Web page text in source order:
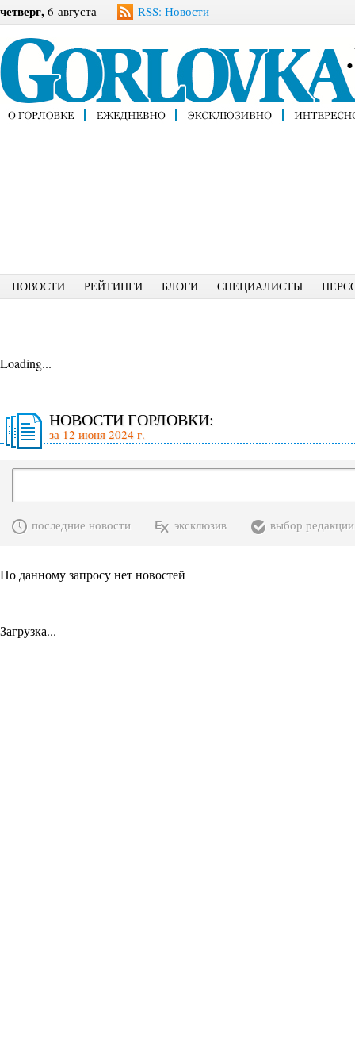
четверг, 6 августа RSS: Новости
НОВОСТИ РЕЙТИНГИ БЛОГИ СПЕЦИАЛИСТЫ
Loading...
НОВОСТИ ГОРЛОВКИ:
за 12 июня 2024 г.
последние новости эксклюзив выбор редакции
По данному запросу нет новостей
Загрузка...